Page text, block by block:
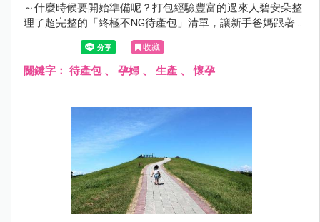
～什麼時候要開始準備呢？打包經驗豐富的過來人碧安朵整
理了超完整的「終極不NG待產包」清單，讓新手爸媽跟著準
收藏
關鍵字： 待產包、 孕婦 、 生產 、懷孕